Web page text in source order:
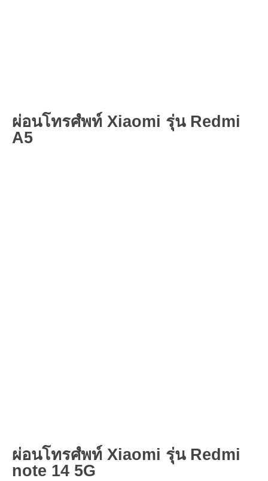
ผ่อนโทรศํพท์ Xiaomi รุ่น Redmi
A5
ผ่อนโทรศํพท์ Xiaomi รุ่น Redmi
note 14 5G